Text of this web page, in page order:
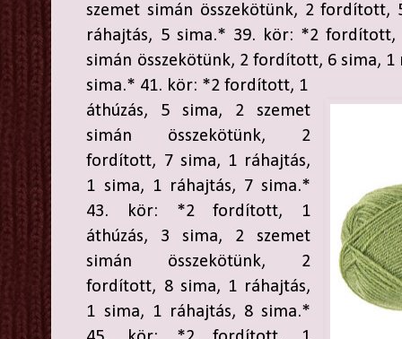
szemet simán összekötünk, 2 fordított,
ráhajtás, 5 sima.* 39. kör: *2 fordított,
simán összekötünk, 2 fordított, 6 sima, 1
sima.* 41. kör: *2 fordított, 1
áthúzás, 5 sima, 2 szemet
simán összekötünk, 2
fordított, 7 sima, 1 ráhajtás,
1 sima, 1 ráhajtás, 7 sima.*
43. kör: *2 fordított, 1
áthúzás, 3 sima, 2 szemet
simán összekötünk, 2
fordított, 8 sima, 1 ráhajtás,
1 sima, 1 ráhajtás, 8 sima.*